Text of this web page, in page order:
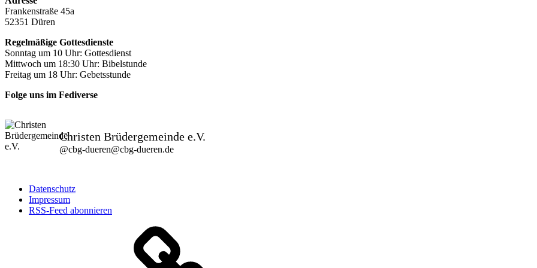
Frankenstraße 45a
52351 Düren
Regelmäßige Gottesdienste
Sonntag um 10 Uhr: Gottesdienst
Mittwoch um 18:30 Uhr: Bibelstunde
Freitag um 18 Uhr: Gebetsstunde
Folge uns im Fediverse
Christen Brüdergemeinde e.V.
@cbg-dueren@cbg-dueren.de
Datenschutz
Impressum
RSS-Feed abonnieren